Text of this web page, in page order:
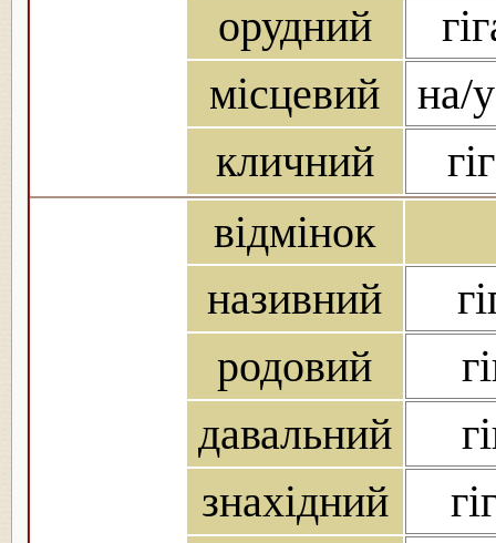
орудний
місцевий
на/
кличний
відмінок
називний
родовий
давальний
знахідний